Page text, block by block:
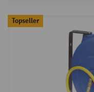
Topseller